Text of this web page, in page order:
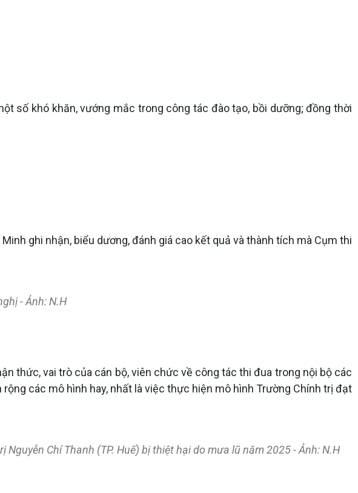
số khó khăn, vướng mắc trong công tác đào tạo, bồi dưỡng; đồng thời
ghi nhận, biểu dương, đánh giá cao kết quả và thành tích mà Cụm thi
- Ảnh: N.H
thức, vai trò của cán bộ, viên chức về công tác thi đua trong nội bộ các
các mô hình hay, nhất là việc thực hiện mô hình Trường Chính trị đạt
Chí Thanh (TP. Huế) bị thiệt hại do mưa lũ năm 2025 - Ảnh: N.H